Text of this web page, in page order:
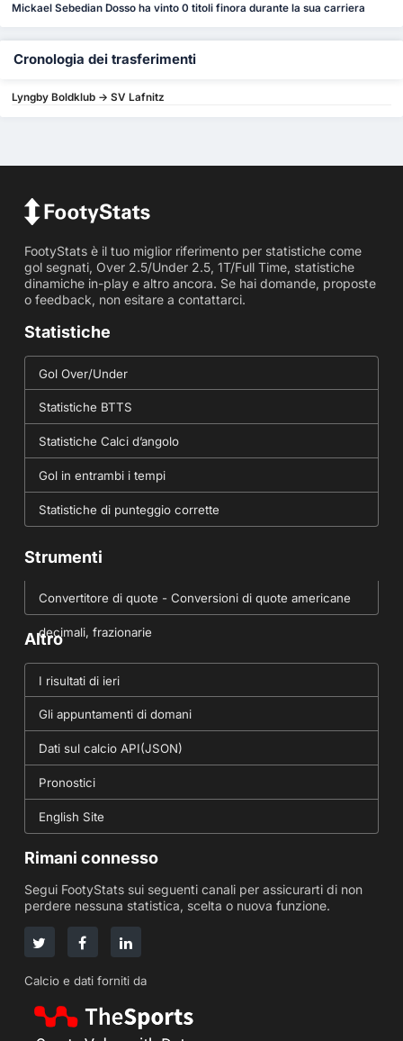
Mickael Sebedian Dosso ha vinto 0 titoli finora durante la sua carriera
Cronologia dei trasferimenti
Lyngby Boldklub -> SV Lafnitz
FootyStats è il tuo miglior riferimento per statistiche come
gol segnati, Over 2.5/Under 2.5, 1T/Full Time, statistiche
dinamiche in-play e altro ancora. Se hai domande, proposte
o feedback, non esitare a contattarci.
Statistiche
Gol Over/Under
Statistiche BTTS
Statistiche Calci d’angolo
Gol in entrambi i tempi
Statistiche di punteggio corrette
Strumenti
Convertitore di quote - Conversioni di quote americane
decimali, frazionarie
Altro
I risultati di ieri
Gli appuntamenti di domani
Dati sul calcio API(JSON)
Pronostici
English Site
Rimani connesso
Segui FootyStats sui seguenti canali per assicurarti di non
perdere nessuna statistica, scelta o nuova funzione.
Calcio e dati forniti da